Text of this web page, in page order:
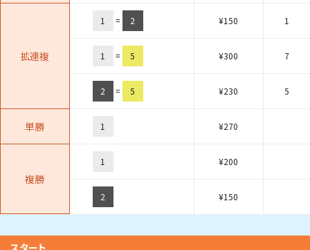
拡連複
1 = 2 ¥150 1
1 = 5 ¥300 7
2 = 5 ¥230 5
単勝 1 ¥270
複勝
1 ¥200
2 ¥150
スタート